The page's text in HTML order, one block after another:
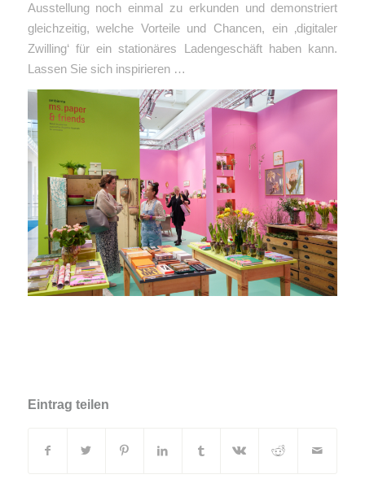
Ausstellung noch einmal zu erkunden und demonstriert
gleichzeitig, welche Vorteile und Chancen, ein ‚digitaler
Zwilling‘ für ein stationäres Ladengeschäft haben kann.
Lassen Sie sich inspirieren …
Eintrag teilen